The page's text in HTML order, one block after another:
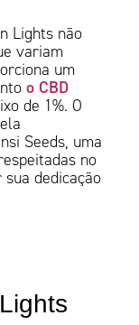
Lights não
variam
um
o CBD
de 1%. O
Seeds, uma
no
sua dedicação